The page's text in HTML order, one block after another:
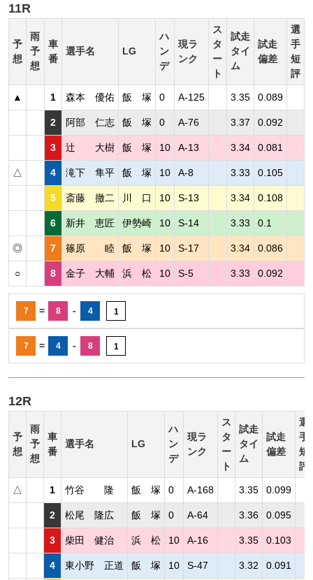
11R
予
想
雨
予
想
車
番
選手名 LG
ハ
ン
デ
現ラ
ンク
ス
タ
ー
ト
試走
タイ
ム
試走
偏差
選
手
短
評
▲ 1 森本 優佑 飯 塚 0 A-125 3.35 0.089
2 阿部 仁志 飯 塚 0 A-76 3.37 0.092
3 辻 大樹 飯 塚 10 A-13 3.34 0.081
△ 4 滝下 隼平 飯 塚 10 A-8 3.33 0.105
5 斎藤 撤二 川 口 10 S-13 3.34 0.108
6 新井 恵匠 伊勢崎 10 S-14 3.33 0.1
◎ 7 篠原 睦 飯 塚 10 S-17 3.34 0.086
○ 8 金子 大輔 浜 松 10 S-5 3.33 0.092
7 = 8 - 4 1
7 = 4 - 8 1
12R
予
想
雨
予
想
車
番
選手名 LG
ハ
ン
デ
現ラ
ンク
ス
タ
ー
ト
試走
タイ
ム
試走
偏差
選
手
短
評
△ 1 竹谷 隆 飯 塚 0 A-168 3.35 0.099
2 松尾 隆広 飯 塚 0 A-64 3.36 0.095
3 柴田 健治 浜 松 10 A-16 3.35 0.103
4 東小野 正道 飯 塚 10 S-47 3.32 0.091